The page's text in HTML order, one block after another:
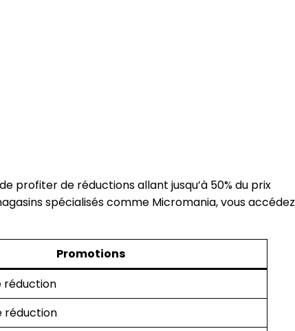
profiter de réductions allant jusqu’à 50% du prix
spécialisés comme Micromania, vous accédez
Promotions
réduction
réduction